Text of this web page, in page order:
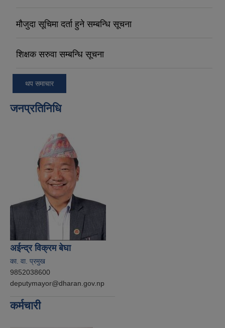
मौजुदा सूचिमा दर्ता हुने सम्बन्धि सूचना
शिक्षक सरुवा सम्बन्धि सूचना
थप समाचार
जनप्रतिनिधि
अईन्द्र विक्रम बेघा
का. वा. प्रमुख
9852038600
deputymayor@dharan.gov.np
कर्मचारी